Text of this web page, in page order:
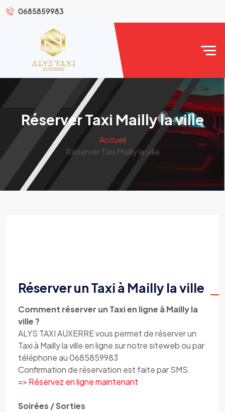
0685859983
Réserver Taxi Mailly la ville
Accueil
Réserver Taxi Mailly la ville
Réserver un Taxi à Mailly la ville
Comment réserver un Taxi en ligne à Mailly la
ville ?
ALYS TAXI AUXERRE vous permet de réserver un
Taxi à Mailly la ville en ligne sur notre siteweb ou par
téléphone au 0685859983
Confirmation de réservation est faite par SMS.
=> Réservez en ligne maintenant
Soirées / Sorties